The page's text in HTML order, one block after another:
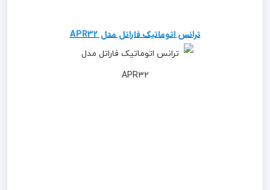
ترانس اتوماتیک فاراتل مدل APR32